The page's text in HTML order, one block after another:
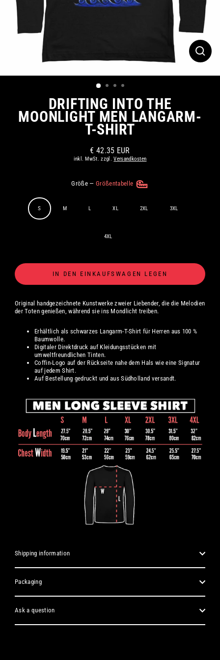
DRIFTING INTO THE
MOONLIGHT MEN LANGARM-
T-SHIRT
Normaler
Preis
€ 42.35 EUR
inkl. MwSt. zzgl.Versandkosten
Größe —Größentabelle
S M L XL 2XL 3XL
4XL
IN DEN EINKAUFSWAGEN LEGEN
Original handgezeichnete Kunstwerke zweier Liebender, die die Melodien
der Toten genießen, während sie ins Mondlicht treiben.
Erhältlich als schwarzes Langarm-T-Shirt für Herren aus 100 %
Baumwolle.
Digitaler Direktdruck auf Kleidungsstücken mit
umweltfreundlichen Tinten.
Coffin-Logo auf der Rückseite nahe dem Hals wie eine Signatur
auf jedem Shirt.
Auf Bestellung gedruckt und aus Südholland versandt.
Shipping information
Packaging
Ask a question